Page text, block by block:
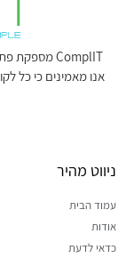
ComplIT מספקת פתרונת מחשוב מתקדמים ברמה שעוד לא היכרתם.
אנו מאמינים כי כל
ניווט מהיר
עמוד הבית
אודות
כדאי לדעת